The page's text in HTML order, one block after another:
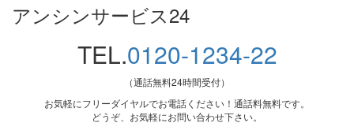
アンシンサービス24
TEL.0120-1234-22
（通話無料24時間受付）
お気軽にフリーダイヤルでお電話ください！通話料無料です。
どうぞ、お気軽にお問い合わせ下さい。